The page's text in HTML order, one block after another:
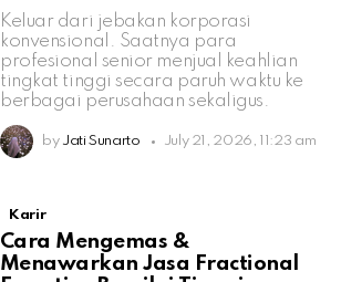
Keluar dari jebakan korporasi
konvensional. Saatnya para
profesional senior menjual keahlian
tingkat tinggi secara paruh waktu ke
berbagai perusahaan sekaligus.
by Jati Sunarto July 21, 2026, 11:23 am
Karir
Cara Mengemas &
Menawarkan Jasa Fractional